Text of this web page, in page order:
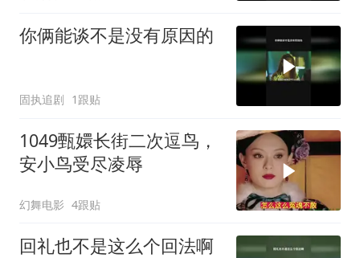
你俩能谈不是没有原因的
固执追剧 1跟贴
1049甄嬛长街二次逗鸟，
安小鸟受尽凌辱
幻舞电影 4跟贴
回礼也不是这么个回法啊